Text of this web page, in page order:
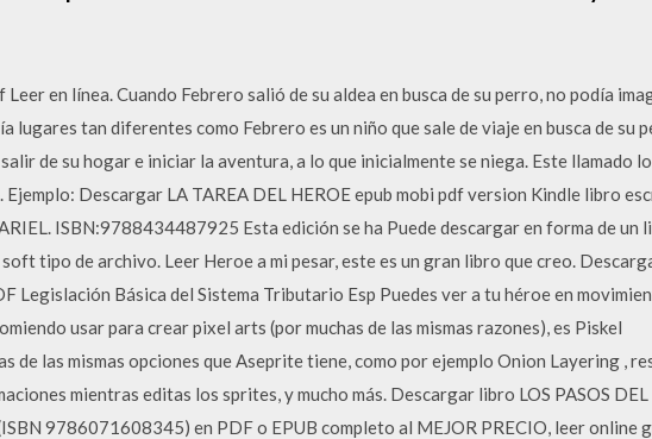
en línea. Cuando Febrero salió de su aldea en busca de su perro, no podía
lugares tan diferentes como Febrero es un niño que sale de viaje en busca de su
de su hogar e iniciar la aventura, a lo que inicialmente se niega. Este llamado
Ejemplo: Descargar LA TAREA DEL HEROE epub mobi pdf version Kindle libro
ISBN:9788434487925 Esta edición se ha Puede descargar en forma de un
soft tipo de archivo. Leer Heroe a mi pesar, este es un gran libro que creo.
Legislación Básica del Sistema Tributario Esp Puedes ver a tu héroe en
usar para crear pixel arts (por muchas de las mismas razones), es Piskel
de las mismas opciones que Aseprite tiene, como por ejemplo Onion Layering ,
mientras editas los sprites, y mucho más. Descargar libro LOS PASOS DEL
9786071608345) en PDF o EPUB completo al MEJOR PRECIO, leer online